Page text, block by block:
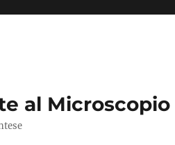
al Microscopio